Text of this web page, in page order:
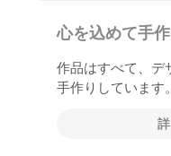
心を込めて手作
作品はすべて、デ
手作りしています。